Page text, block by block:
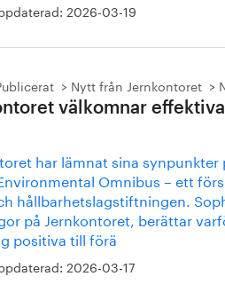
2026-03-19
Nytt från Jernkontoret
välkomnar
har lämnat sina synpunkter
Omnibus – ett
hållbarhetslagstiftningen.
på Jernkontoret, berättar
positiva till förä
2026-03-17